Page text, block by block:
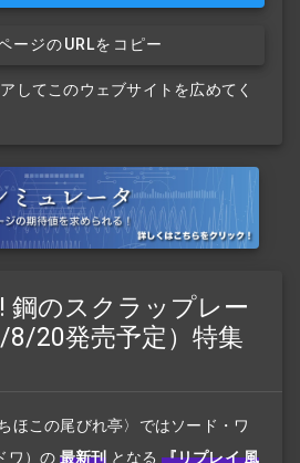
ージのURLをコピー
してこのウェブサイトを広めてく
鋼のスクラップレー
8/20発売予定）特集
ほこの尾びれ亭〉ではソード・ワ
ワ）の 最新刊 となる 『リプレイ 風